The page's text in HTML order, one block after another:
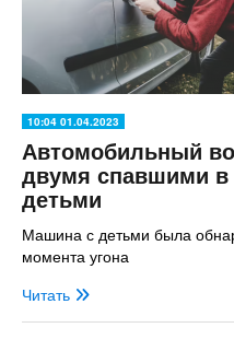
10:04 01.04.2023
Автомобильный
двумя спавшими
детьми
Машина с детьми была
момента угона
Читать